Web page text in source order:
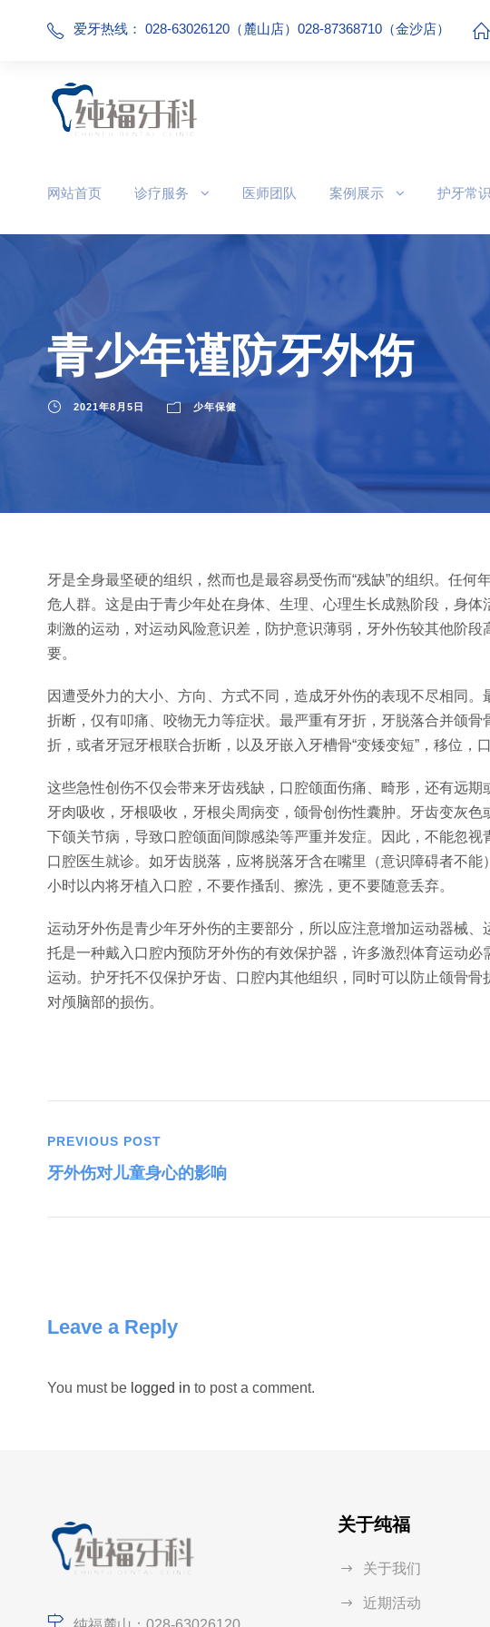
爱牙热线： 028-63026120（麓山店）028-87368710（金沙店）
网站首页 诊疗服务 医师团队 案例展示 护牙常识
青少年谨防牙外伤
2021年8月5日 少年保健
牙是全身最坚硬的组织，然而也是最容易受伤而“残缺”的组织。任
危人群。这是由于青少年处在身体、生理、心理生长成熟阶段，身体
刺激的运动，对运动风险意识差，防护意识薄弱，牙外伤较其他阶
要。
因遭受外力的大小、方向、方式不同，造成牙外伤的表现不尽相同
折断，仅有叩痛、咬物无力等症状。最严重有牙折，牙脱落合并颌
折，或者牙冠牙根联合折断，以及牙嵌入牙槽骨“变矮变短”，移位，
这些急性创伤不仅会带来牙齿残缺，口腔颌面伤痛、畸形，还有远期
牙肉吸收，牙根吸收，牙根尖周病变，颌骨创伤性囊肿。牙齿变灰
下颌关节病，导致口腔颌面间隙感染等严重并发症。因此，不能忽
口腔医生就诊。如牙齿脱落，应将脱落牙含在嘴里（意识障碍者不
小时以内将牙植入口腔，不要作搔刮、擦洗，更不要随意丢弃。
运动牙外伤是青少年牙外伤的主要部分，所以应注意增加运动器械
托是一种戴入口腔内预防牙外伤的有效保护器，许多激烈体育运动
运动。护牙托不仅保护牙齿、口腔内其他组织，同时可以防止颌骨
对颅脑部的损伤。
PREVIOUS POST
牙外伤对儿童身心的影响
Leave a Reply
You must be logged in to post a comment.
关于纯福
关于我们
近期活动